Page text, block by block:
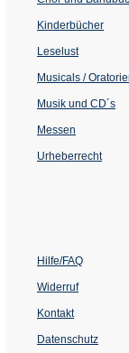
Kinderbücher
Leselust
Musicals /
Musik und CD´s
Messen
Urheberrecht
Hilfe/FAQ
Widerruf
Kontakt
Datenschutz